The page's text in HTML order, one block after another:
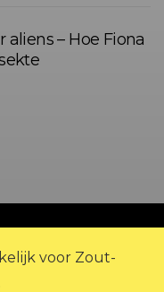
voor Zout-
– Hoe Fiona